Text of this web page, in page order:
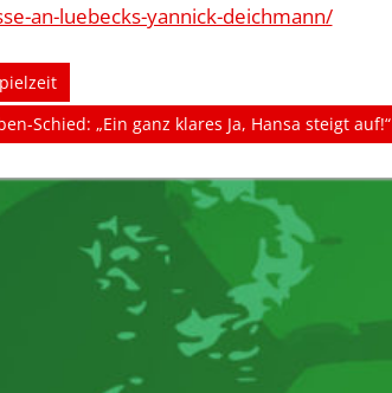
an-luebecks-yannick-deichmann/
Schied: „Ein ganz klares Ja, Hansa steigt auf!“